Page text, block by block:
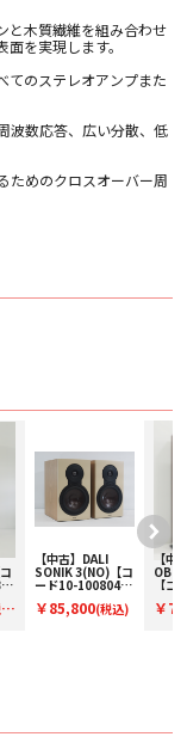
と木質繊維を組み合わせ
を実現します。
てのステレオアンプまた
波数応答、広い分散、低
ためのクロスオーバー周
最適です。すべてのDALI
および電気音響の原則
ターンを実現するように
せることで、聞こえるも
質を持つことができま
柔軟性も高まります。Ｓ
は、非常に高い精度で高
ムツイーターと比較し
です。ツイーターの
壊することなく再生する
ハンドオーバーの間でさ
最適化されています。
物であるため、ウーファ
【中古】DALI
SONIK 3(NO)【コ
ード10-100804】
ピーカー(ペア)
￥85,800(税込)
【中
【コ
型ス
￥